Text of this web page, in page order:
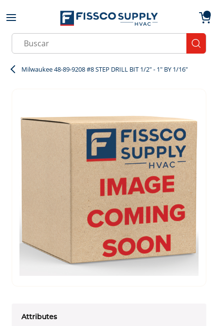
Skip to main content
Site Search
Milwaukee 48-89-9208 #8 STEP DRILL BIT 1/2" - 1" BY 1/16"
Attributes